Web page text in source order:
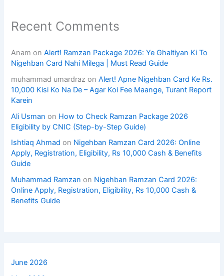
Recent Comments
Anam onAlert! Ramzan Package 2026: Ye Ghaltiyan Ki To
Nigehban Card Nahi Milega | Must Read Guide
muhammad umardraz onAlert! Apne Nigehban Card Ke Rs.
10,000 Kisi Ko Na De – Agar Koi Fee Maange, Turant Report
Karein
Ali Usman on How to Check Ramzan Package 2026
Eligibility by CNIC (Step-by-Step Guide)
Ishtiaq Ahmad on Nigehban Ramzan Card 2026: Online
Apply, Registration, Eligibility, Rs 10,000 Cash & Benefits
Guide
Muhammad Ramzan on Nigehban Ramzan Card 2026:
Online Apply, Registration, Eligibility, Rs 10,000 Cash &
Benefits Guide
June 2026